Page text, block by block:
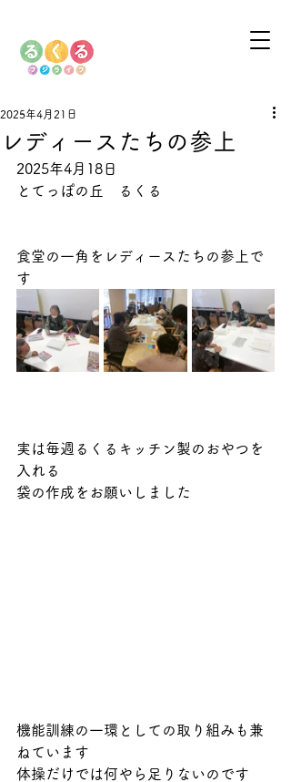
レディースたちの参上
2025年4月21日
2025年4月18日
とてっぽの丘　るくる
食堂の一角をレディースたちの参上で
す
実は毎週るくるキッチン製のおやつを
入れる
袋の作成をお願いしました
機能訓練の一環としての取り組みも兼
ねています
体操だけでは何やら足りないのです